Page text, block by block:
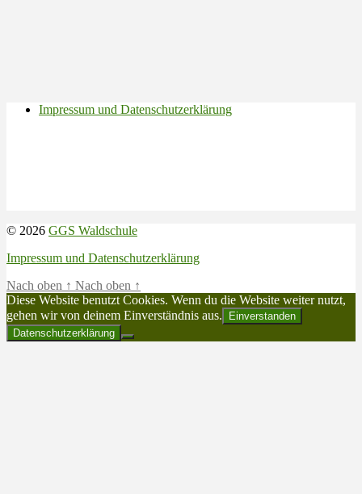
Impressum und Datenschutzerklärung
© 2026 GGS Waldschule
Impressum und Datenschutzerklärung
Nach oben ↑ Nach oben ↑
Diese Website benutzt Cookies. Wenn du die Website weiter nutzt,
gehen wir von deinem Einverständnis aus.
Einverstanden
Datenschutzerklärung